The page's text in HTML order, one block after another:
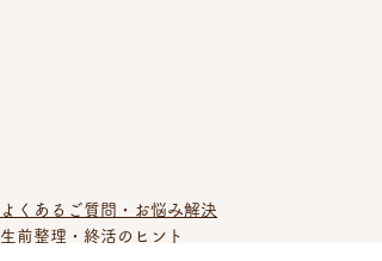
よくあるご質問・お悩み解決
生前整理・終活のヒント